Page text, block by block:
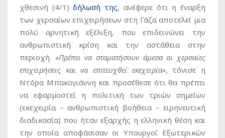
χθεσινή (4/1)δήλωσή της, ανέφερε ότι η έναρξη
των χερσαίων επιχειρήσεων στη Γάζα αποτελεί μια
πολύ αρνητική εξέλιξη, που επιδεινώνει την
ανθρωπιστική κρίση και την αστάθεια στην
περιοχή. «Πρέπει να σταματήσουν άμεσα οι χερσαίες
επιχειρήσεις και να επιτευχθεί εκεχειρία», τόνισε η
Ντόρα Μπακογιάννη και προσέθεσε ότι θα πρέπει
να εφαρμοστεί η πολιτική των τριών σημείων
(εκεχειρία – ανθρωπιστική βοήθεια – ειρηνευτική
διαδικασία) που ήταν εξαρχής η ελληνική θέση και
την οποία αποφάσισαν οι Υπουργοί Εξωτερικών